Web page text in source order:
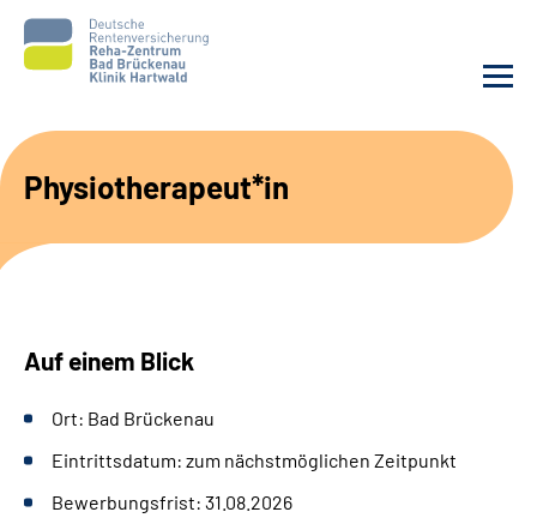
Karriere
Sozialdienste & Zuweisende
Suche
Physiotherapeut*in
Auf einem Blick
Ort: Bad Brückenau
Eintrittsdatum: zum nächstmöglichen Zeitpunkt
Bewerbungsfrist: 31.08.2026